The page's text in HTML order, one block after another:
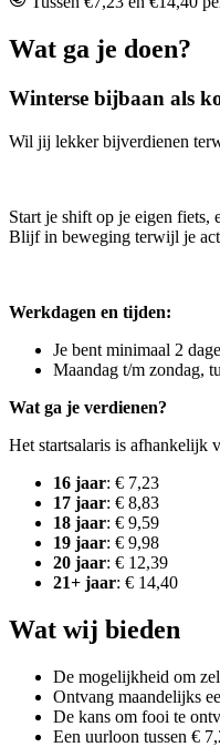
Wat ga je doen?
Winterse bijbaan als
Wil jij lekker bijverdienen
Start je shift op je eigen fiets,
Blijf in beweging terwijl je
Werkdagen en tijden:
Je bent minimaal 2
Maandag t/m zondag,
Wat ga je verdienen?
Het startsalaris is afhankelijk
16 jaar: € 7,23
17 jaar: € 8,83
18 jaar: € 9,59
19 jaar: € 9,98
20 jaar: € 12,39
21+ jaar: € 14,40
Wat wij bieden
De mogelijkheid om
Ontvang maandelijks
De kans om fooi te
Een uurloon tussen €